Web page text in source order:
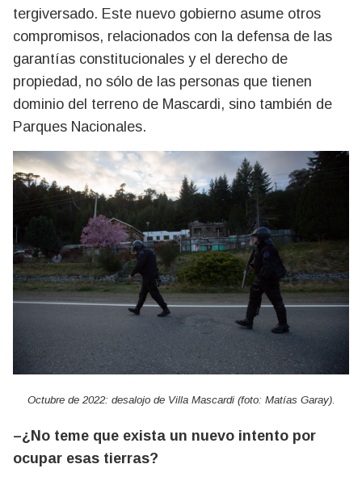
tergiversado. Este nuevo gobierno asume otros
compromisos, relacionados con la defensa de las
garantías constitucionales y el derecho de
propiedad, no sólo de las personas que tienen
dominio del terreno de Mascardi, sino también de
Parques Nacionales.
Octubre de 2022: desalojo de Villa Mascardi (foto: Matías Garay).
–¿No teme que exista un nuevo intento por
ocupar esas tierras?